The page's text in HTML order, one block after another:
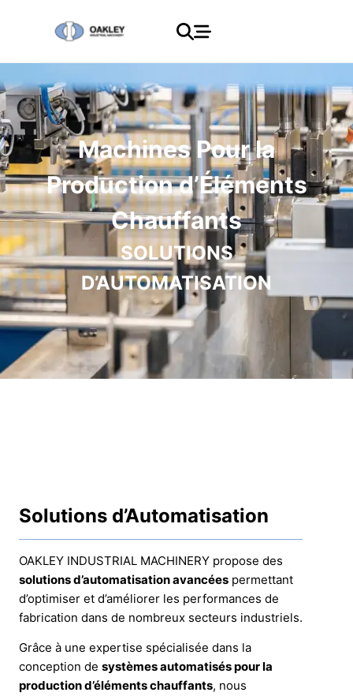
Machines Pour la
Production d’Éléments
Chauffants
SOLUTIONS
D’AUTOMATISATION
Solutions d’Automatisation
OAKLEY INDUSTRIAL MACHINERY propose des
solutions d’automatisation avancées permettant
d’optimiser et d’améliorer les performances de
fabrication dans de nombreux secteurs industriels.
Grâce à une expertise spécialisée dans la
conception de systèmes automatisés pour la
production d’éléments chauffants, nous